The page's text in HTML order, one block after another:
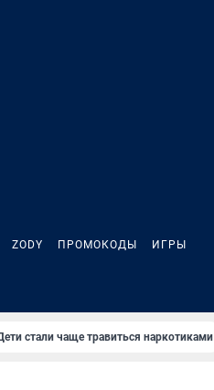
ZODY ПРОМОКОДЫ ИГРЫ
стали чаще травиться наркотиками